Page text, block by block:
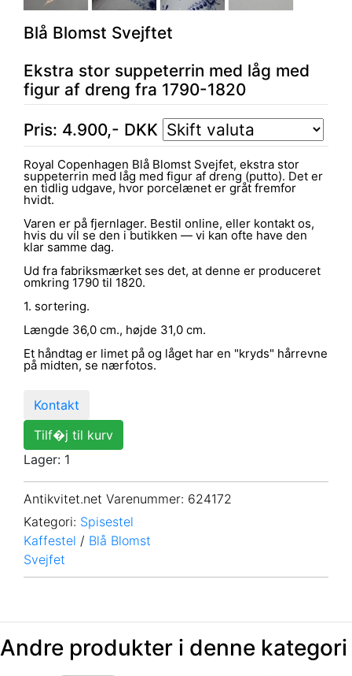
Blå Blomst Svejftet
Ekstra stor suppeterrin med låg med
figur af dreng fra 1790-1820
Pris: 4.900,- DKK
Royal Copenhagen Blå Blomst Svejfet, ekstra stor
suppeterrin med låg med figur af dreng (putto). Det er
en tidlig udgave, hvor porcelænet er gråt fremfor
hvidt.
Varen er på fjernlager. Bestil online, eller kontakt os,
hvis du vil se den i butikken — vi kan ofte have den
klar samme dag.
Ud fra fabriksmærket ses det, at denne er produceret
omkring 1790 til 1820.
1. sortering.
Længde 36,0 cm., højde 31,0 cm.
Et håndtag er limet på og låget har en "kryds" hårrevne
på midten, se nærfotos.
Kontakt
Tilf�j til kurv
Lager: 1
Antikvitet.net Varenummer: 624172
Kategori: Spisestel
Kaffestel / Blå Blomst
Svejfet
Andre produkter i denne kategori